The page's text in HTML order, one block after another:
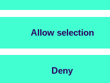
Allow selection
Deny
die
auf dem
auszubauen. Mit
von